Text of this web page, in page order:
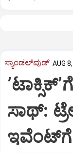
ಸ್ಯಾಂಡಲ್‌ವುಡ್‌ AUG
ಸಾಥ್:‌
ಇವೆಂಟ್‌ಗೆ